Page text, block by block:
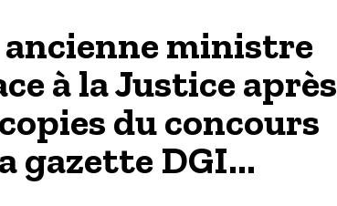
ancienne ministre
à la Justice après
du concours
gazette DGI...